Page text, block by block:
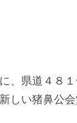
、県道４８
しい猪鼻公